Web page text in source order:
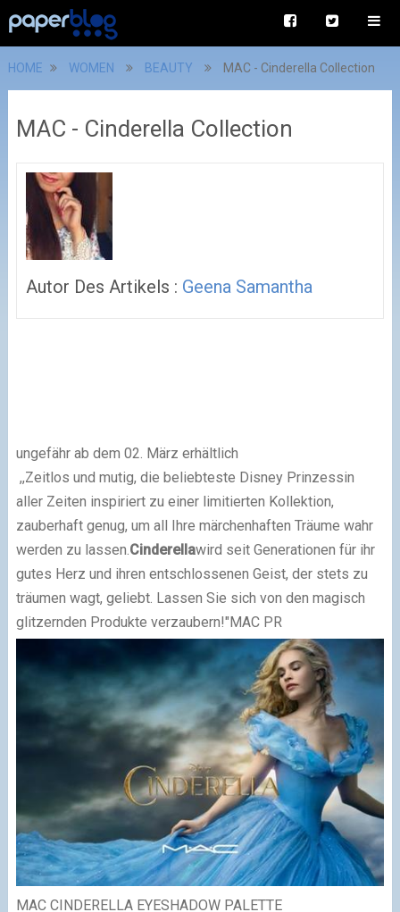
HOME WOMEN BEAUTY MAC - Cinderella Collection
MAC - Cinderella Collection
Autor Des Artikels : Geena Samantha
ungefähr ab dem 02. März erhältlich
,,Zeitlos und mutig, die beliebteste Disney Prinzessin
aller Zeiten inspiriert zu einer limitierten Kollektion,
zauberhaft genug, um all Ihre märchenhaften Träume wahr
werden zu lassen. Cinderellawird seit Generationen für ihr
gutes Herz und ihren entschlossenen Geist, der stets zu
träumen wagt, geliebt. Lassen Sie sich von den magisch
glitzernden Produkte verzaubern!"MAC PR
MAC CINDERELLA EYESHADOW PALETTE